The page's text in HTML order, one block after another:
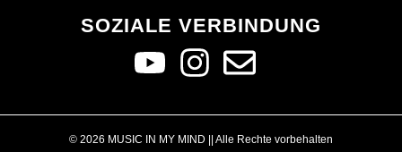
SOZIALE VERBINDUNG
© 2026 MUSIC IN MY MIND || Alle Rechte vorbehalten